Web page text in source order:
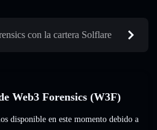
con la cartera Solflare
Web3 Forensics (W3F)
disponible en este momento debido a